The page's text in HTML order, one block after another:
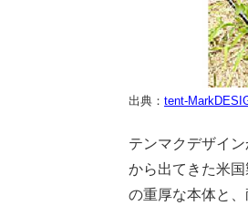
出典： tent-
テンマクデザイ
から出てきた米
の重厚な本体と